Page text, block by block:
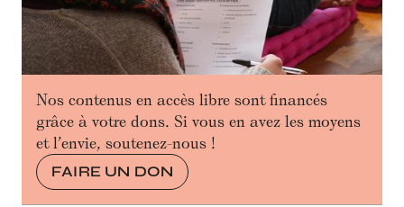
Nos contenus en accès libre sont financés
grâce à votre dons. Si vous en avez les moyens
et l’envie, soutenez-nous !
FAIRE UN DON